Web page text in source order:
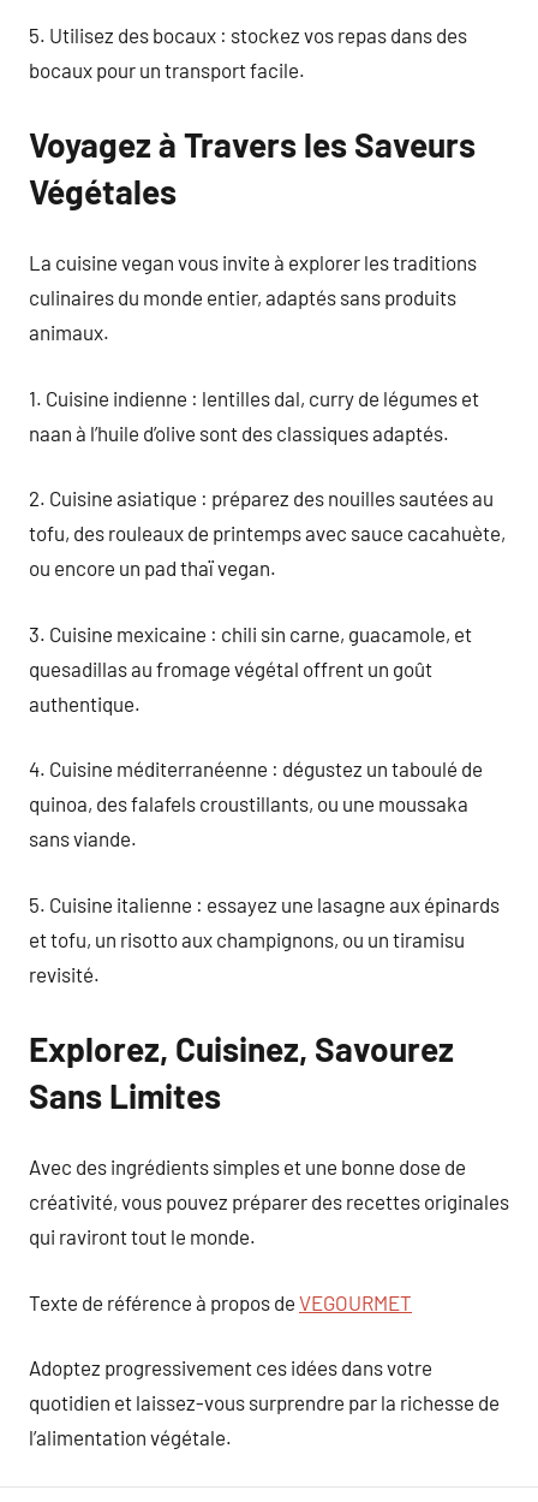
5. Utilisez des bocaux : stockez vos repas dans des
bocaux pour un transport facile.
Voyagez à Travers les Saveurs
Végétales
La cuisine vegan vous invite à explorer les traditions
culinaires du monde entier, adaptés sans produits
animaux.
1. Cuisine indienne : lentilles dal, curry de légumes et
naan à l’huile d’olive sont des classiques adaptés.
2. Cuisine asiatique : préparez des nouilles sautées au
tofu, des rouleaux de printemps avec sauce cacahuète,
ou encore un pad thaï vegan.
3. Cuisine mexicaine : chili sin carne, guacamole, et
quesadillas au fromage végétal offrent un goût
authentique.
4. Cuisine méditerranéenne : dégustez un taboulé de
quinoa, des falafels croustillants, ou une moussaka
sans viande.
5. Cuisine italienne : essayez une lasagne aux épinards
et tofu, un risotto aux champignons, ou un tiramisu
revisité.
Explorez, Cuisinez, Savourez
Sans Limites
Avec des ingrédients simples et une bonne dose de
créativité, vous pouvez préparer des recettes originales
qui raviront tout le monde.
Texte de référence à propos de VEGOURMET
Adoptez progressivement ces idées dans votre
quotidien et laissez-vous surprendre par la richesse de
l’alimentation végétale.